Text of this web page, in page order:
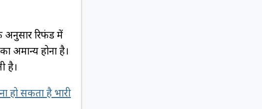
रिफंड में
अमान्य होना है।
है।
हो सकता है भारी